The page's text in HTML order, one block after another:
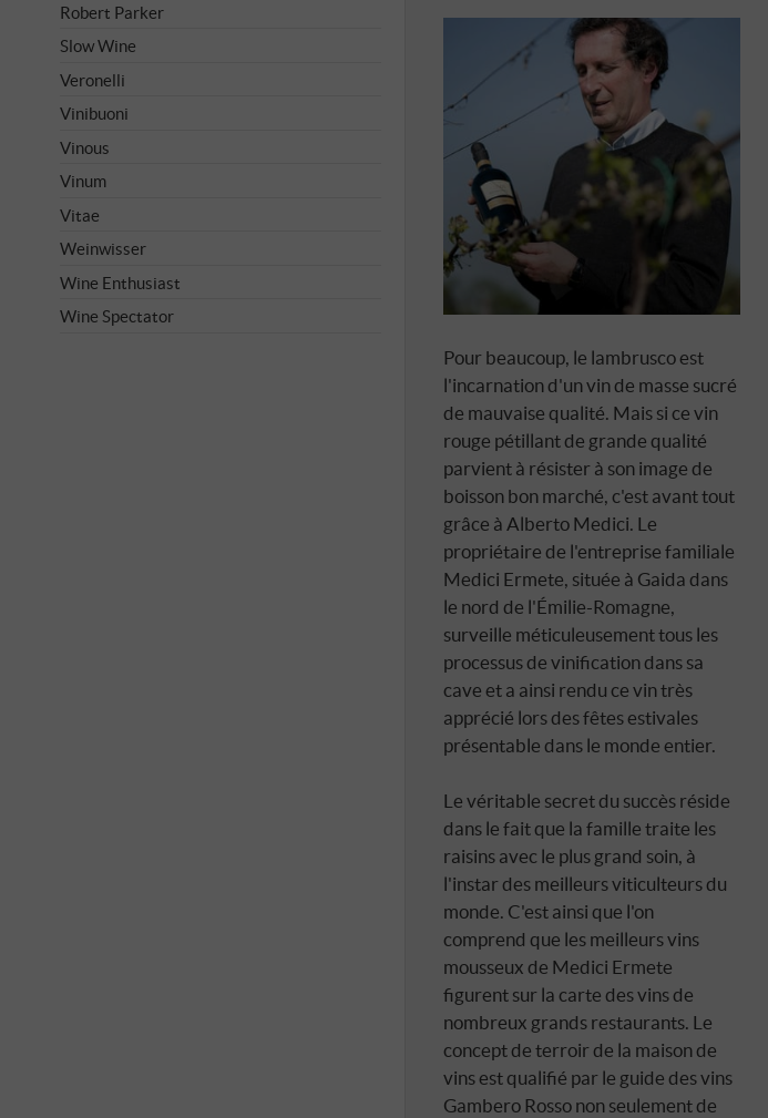
Pour beaucoup, le lambrusco est
l'incarnation d'un vin de masse sucré
de mauvaise qualité. Mais si ce vin
rouge pétillant de grande qualité
parvient à résister à son image de
boisson bon marché, c'est avant tout
grâce à Alberto Medici. Le
propriétaire de l'entreprise familiale
Medici Ermete, située à Gaida dans
le nord de l'Émilie-Romagne,
surveille méticuleusement tous les
processus de vinification dans sa
cave et a ainsi rendu ce vin très
apprécié lors des fêtes estivales
présentable dans le monde entier.
Le véritable secret du succès réside
dans le fait que la famille traite les
raisins avec le plus grand soin, à
l'instar des meilleurs viticulteurs du
monde. C'est ainsi que l'on
comprend que les meilleurs vins
mousseux de Medici Ermete
figurent sur la carte des vins de
nombreux grands restaurants. Le
concept de terroir de la maison de
vins est qualifié par le guide des vins
Gambero Rossonon seulement de
Robert Parker
Slow Wine
Veronelli
Vinibuoni
Vinous
Vinum
Vitae
Weinwisser
Wine Enthusiast
Wine Spectator